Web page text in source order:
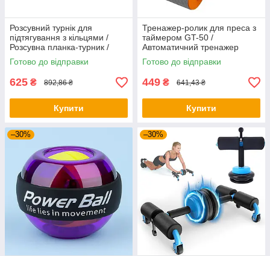
Розсувний турнік для
підтягування з кільцями /
Розсувна планка-турник /
Турнік у дверний отвір
Готово до відправки
625 ₴ 892,86 ₴
Купити
Тренажер-ролик для преса з
таймером GT-50 /
Автоматичний тренажер
колесо / Тренажер для преса
Готово до відправки
449 ₴ 641,43 ₴
Купити
–30% –30%